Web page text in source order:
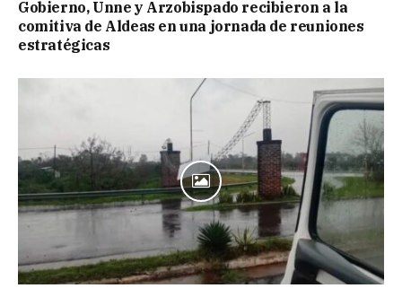
Gobierno, Unne y Arzobispado recibieron a la
comitiva de Aldeas en una jornada de reuniones
estratégicas